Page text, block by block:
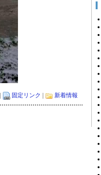
固定リンク 新着情報